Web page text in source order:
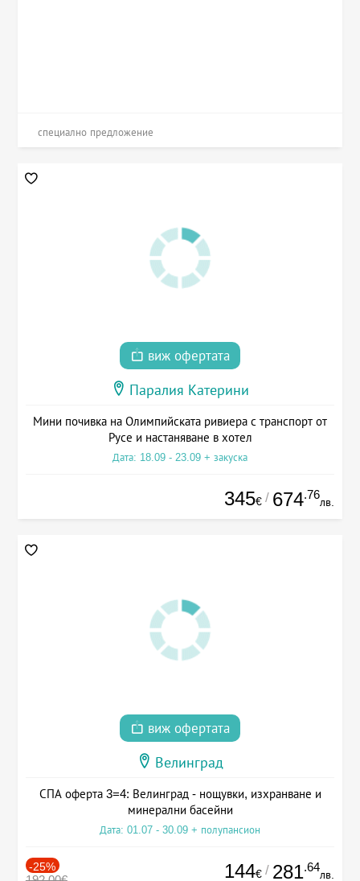
специално предложение
виж офертата
Паралия Катерини
Мини почивка на Олимпийската ривиера с транспорт от
Русе и настаняване в хотел
Дата: 18.09 - 23.09 + закуска
345€ / 674.76
лв.
виж офертата
Велинград
СПА оферта 3=4: Велинград - нощувки, изхранване и
минерални басейни
Дата: 01.07 - 30.09 + полупансион
-25% 144€ / 281.64
лв.